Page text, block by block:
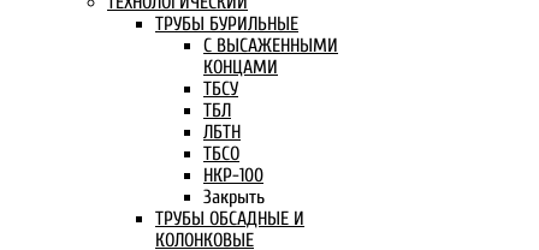
ТРУБЫ БУРИЛЬНЫЕ
С ВЫСАЖЕННЫМИ
КОНЦАМИ
ТБСУ
ТБЛ
ЛБТН
ТБСО
НКР-100
Закрыть
ТРУБЫ ОБСАДНЫЕ И
КОЛОНКОВЫЕ